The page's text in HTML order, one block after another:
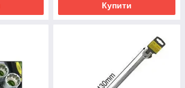
Купити